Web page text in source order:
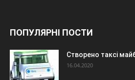
ПОПУЛЯРНІ ПОСТИ
Створено таксі
16.04.2020